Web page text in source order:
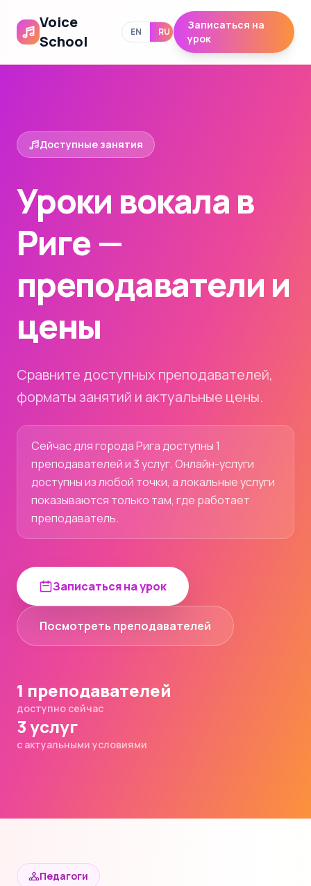
Voice
School
EN RU
Записаться на
урок
Доступные занятия
Уроки вокала в
Риге —
преподаватели и
цены
Сравните доступных преподавателей,
форматы занятий и актуальные цены.
Сейчас для города Рига доступны 1
преподавателей и 3 услуг. Онлайн-услуги
доступны из любой точки, а локальные услуги
показываются только там, где работает
преподаватель.
Записаться на урок
Посмотреть преподавателей
1 преподавателей
доступно сейчас
3 услуг
с актуальными условиями
Педагоги